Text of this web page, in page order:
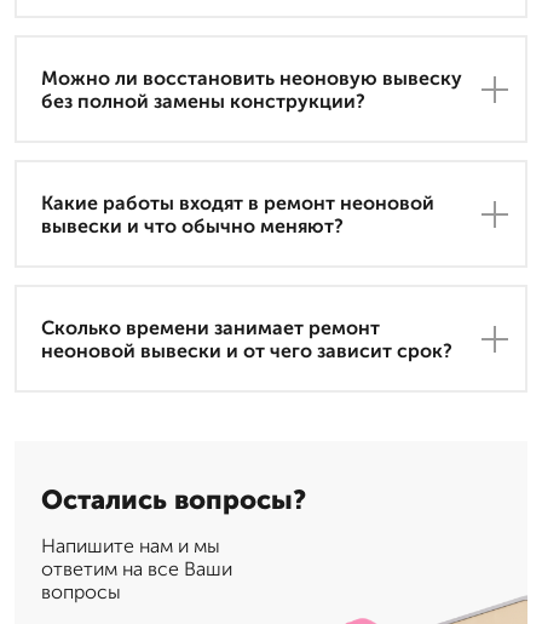
Можно ли восстановить неоновую вывеску
без полной замены конструкции?
Какие работы входят в ремонт неоновой
вывески и что обычно меняют?
Сколько времени занимает ремонт
неоновой вывески и от чего зависит срок?
Остались вопросы?
Напишите нам и мы
ответим на все Ваши
вопросы